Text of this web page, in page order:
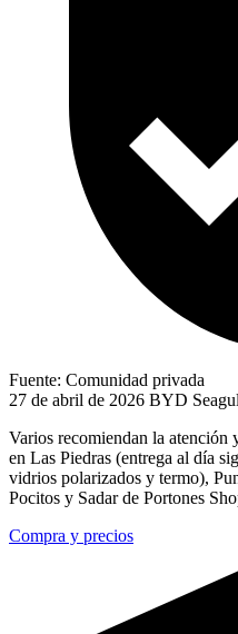
Fuente: Comunidad privada
27 de abril de 2026 BYD
Varios recomiendan la atención
en Las Piedras (entrega al día
vidrios polarizados y termo),
Pocitos y Sadar de Portones
Compra y precios